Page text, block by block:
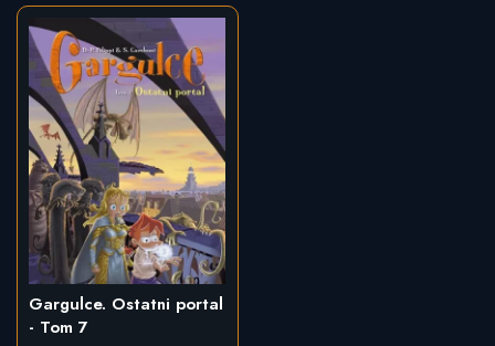
Gargulce. Ostatni portal
- Tom 7